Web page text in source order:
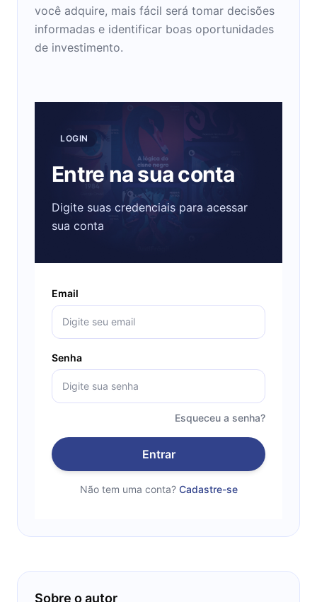
você adquire, mais fácil será tomar decisões
informadas e identificar boas oportunidades
de investimento.
LOGIN
Entre na sua conta
Digite suas credenciais para acessar
sua conta
Email
Senha
Esqueceu a senha?
Entrar
Não tem uma conta? Cadastre-se
Sobre o autor